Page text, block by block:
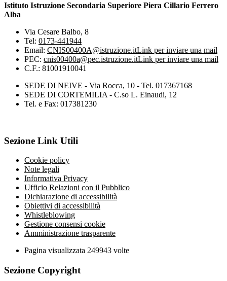
Istituto Istruzione Secondaria Superiore Piera Cillario Ferrero
Alba
Via Cesare Balbo, 8
Tel: 0173-441944
Email: CNIS00400A@istruzione.itLink per inviare una mail
PEC: cnis00400a@pec.istruzione.itLink per inviare una mail
C.F.: 81001910041
SEDE DI NEIVE - Via Rocca, 10 - Tel. 017367168
SEDE DI CORTEMILIA - C.so L. Einaudi, 12
Tel. e Fax: 017381230
Sezione Link Utili
Cookie policy
Note legali
Informativa Privacy
Ufficio Relazioni con il Pubblico
Dichiarazione di accessibilità
Obiettivi di accessibilità
Whistleblowing
Gestione consensi cookie
Amministrazione trasparente
Pagina visualizzata 249943 volte
Sezione Copyright